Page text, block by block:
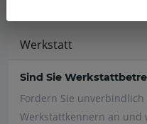
Werkstatt
Sind Sie
Fordern Sie
Werkstattkennern an und